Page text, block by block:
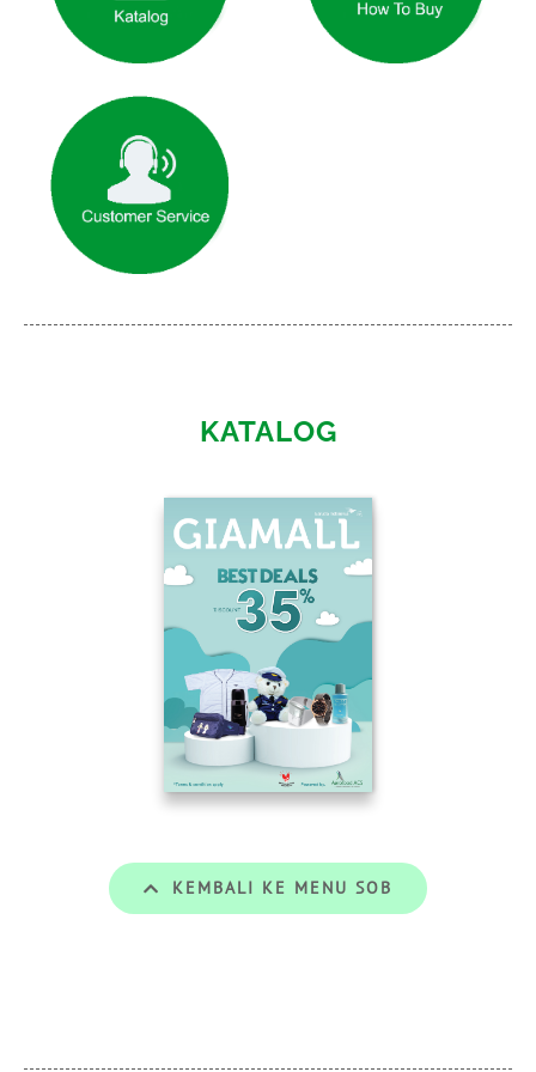
KATALOG
KEMBALI KE MENU SOB